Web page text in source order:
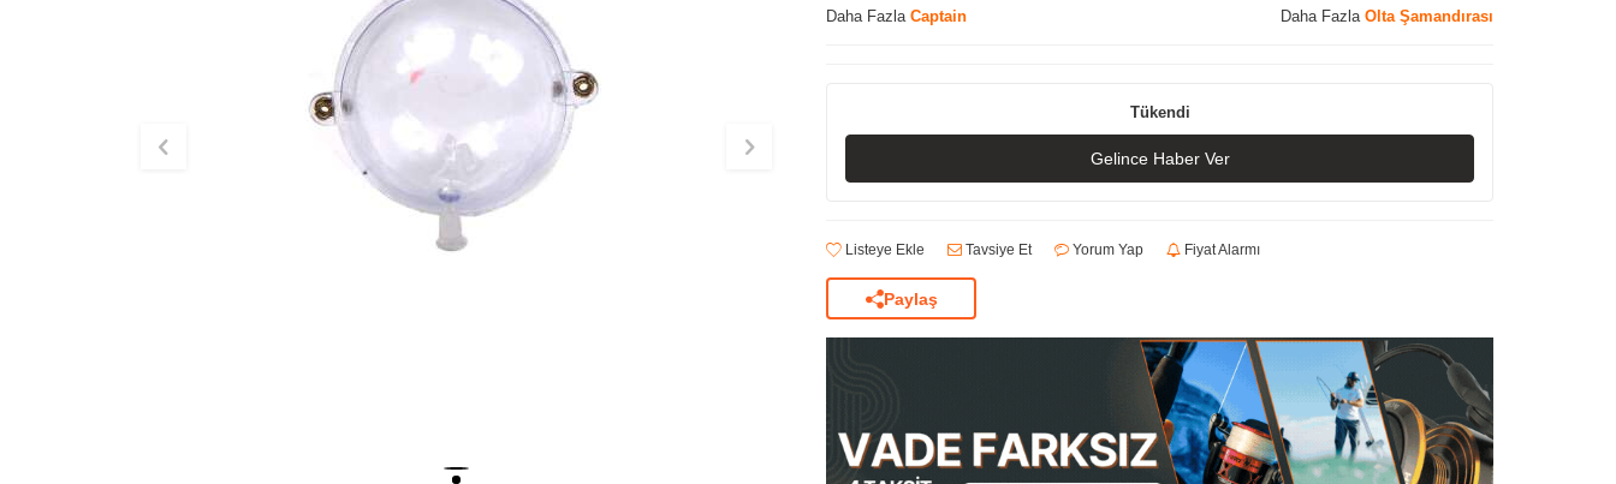
Daha Fazla Captain Daha Fazla Olta Şamandırası
Tükendi
Gelince Haber Ver
Listeye Ekle Tavsiye Et Yorum Yap Fiyat Alarmı
Paylaş